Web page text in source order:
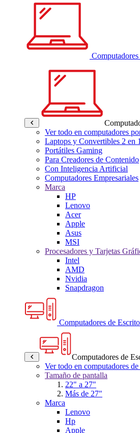
Ver todo en computadores
Laptops y Convertibles 2 en 1
Portátiles Gaming
Para Creadores de Contenido
Con Inteligencia Artificial
Computadores Empresariales
Marca
HP
Lenovo
Acer
Apple
Asus
MSI
Procesadores y Tarjetas
Intel
AMD
Nvidia
Snapdragon
Computadores de
Computadores de
Ver todo en computadores
Tamaño de pantalla
22" a 27"
Más de 27"
Marca
Lenovo
Hp
Apple